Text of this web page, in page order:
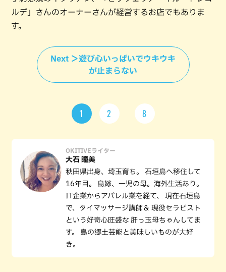
ルデ」さんのオーナーさんが経営するお店でもありま
す。
Next ＞遊び心いっぱいでウキウキ
が止まらない
1 2 8
OKITIVEライター
大石 瞳美
秋田県出身、埼玉育ち。 石垣島へ移住して
16年目。 島嫁、一児の母。海外生活あり。
IT企業からアパレル業を経て、 現在石垣島
で、タイマッサージ講師＆ 現役セラピスト
という好奇心旺盛な 肝っ玉母ちゃんしてま
す。 島の郷土芸能と美味しいものが大好
き。